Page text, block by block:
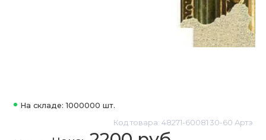
На складе: 1000000 шт.
Код товара: 48271-60081 30-60 Артэ